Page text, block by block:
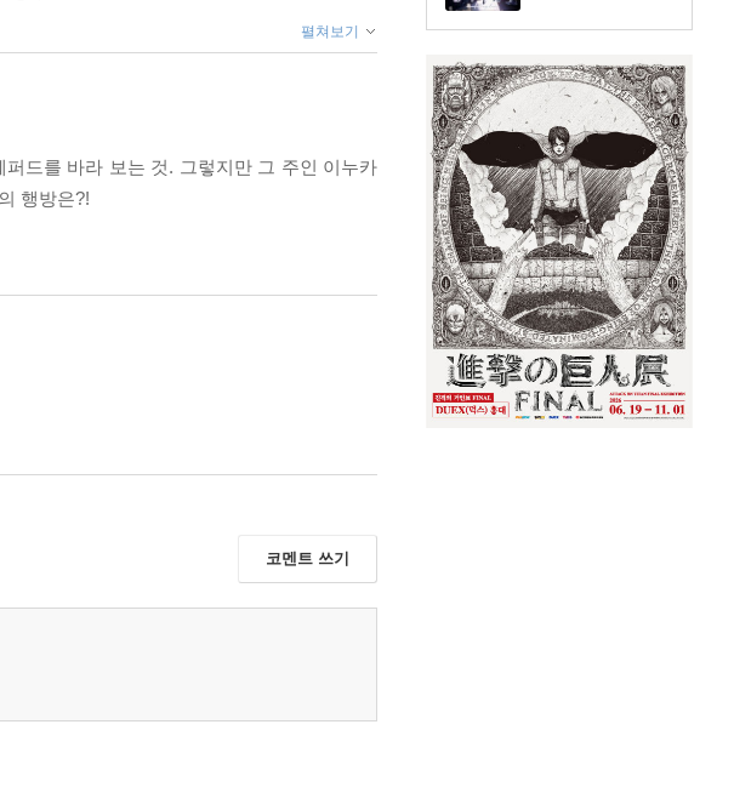
펼쳐보기
드를 바라 보는 것. 그렇지만 그 주인 이누카
행방은?!
코멘트 쓰기